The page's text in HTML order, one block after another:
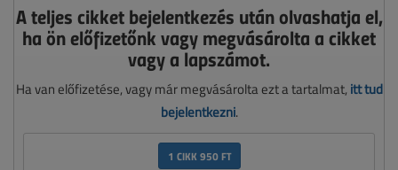
A teljes cikket bejelentkezés után olvashatja el,
ha ön előfizetőnk vagy megvásárolta a cikket
vagy a lapszámot.
Ha van előfizetése, vagy már megvásárolta ezt a tartalmat, itt tud
bejelentkezni.
1 CIKK 950 FT